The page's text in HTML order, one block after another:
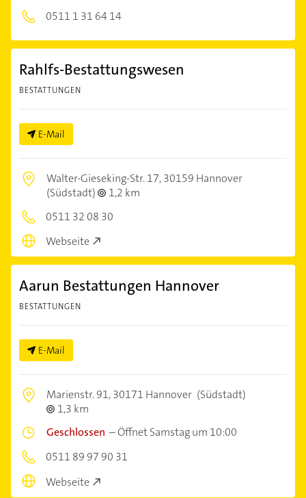
0511 1 31 64 14
Rahlfs-Bestattungswesen
BESTATTUNGEN
E-Mail
Walter-Gieseking-Str. 17,30159 Hannover
(Südstadt)
1,2 km
0511 32 08 30
Webseite
Aarun Bestattungen Hannover
BESTATTUNGEN
E-Mail
Marienstr. 91,30171 Hannover (Südstadt)
1,3 km
Geschlossen –Öffnet Samstag um 10:00
0511 89 97 90 31
Webseite